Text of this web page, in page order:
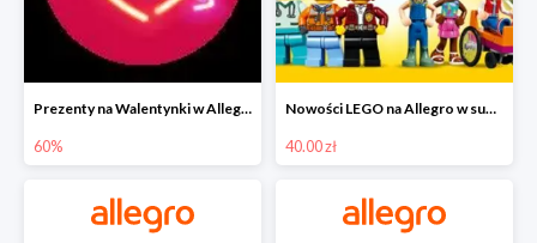
Prezenty na Walentynki w Allegro do -60%
60%
Nowości LEGO na Allegro w super cenach od 40 zł
40.00 zł